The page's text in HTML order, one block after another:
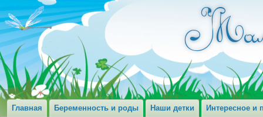
Главная Беременность и роды Наши детки Интересное и